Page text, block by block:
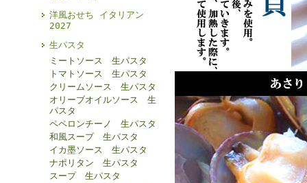
洋風おせち イタリアン
2027
生パスタ
ミートソース 生パスタ
トマトソース 生パスタ
クリームソース 生パスタ
オリーブオイルソース 生
パスタ
ペペロンチーノ 生パスタ
和風スープ 生パスタ
イカ墨ソース 生パスタ
ナポリタン 生パスタ
スープ 生パスタ